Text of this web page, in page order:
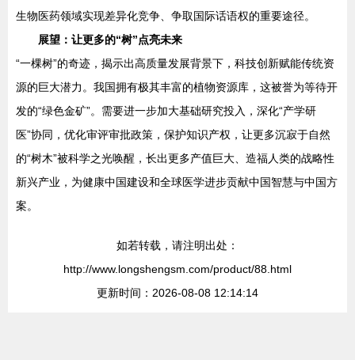
生物医药领域实现差异化竞争、争取国际话语权的重要途径。
展望：让更多的“树”点亮未来
“一棵树”的奇迹，揭示出高质量发展背景下，科技创新赋能传统资
源的巨大潜力。我国拥有极其丰富的植物资源库，这被誉为等待开
发的“绿色金矿”。需要进一步加大基础研究投入，深化“产学研
医”协同，优化审评审批政策，保护知识产权，让更多沉寂于自然
的“树木”被科学之光唤醒，长出更多产值巨大、造福人类的战略性
新兴产业，为健康中国建设和全球医学进步贡献中国智慧与中国方
案。
如若转载，请注明出处：
http://www.longshengsm.com/product/88.html
更新时间：2026-08-08 12:14:14